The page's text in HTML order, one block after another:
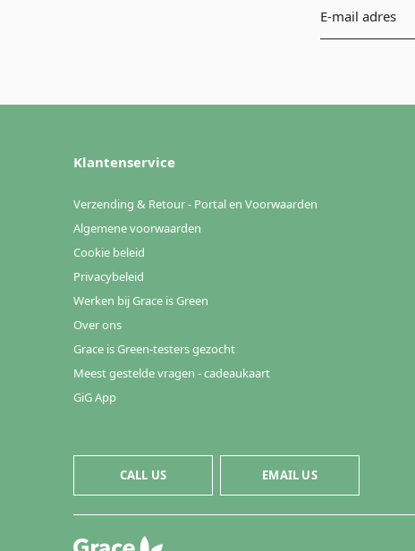
Klantenservice
Verzending & Retour - Portal en Voorwaarden
Algemene voorwaarden
Cookie beleid
Privacybeleid
Werken bij Grace is Green
Over ons
Grace is Green-testers gezocht
Meest gestelde vragen - cadeaukaart
GiG App
CALL US EMAIL US